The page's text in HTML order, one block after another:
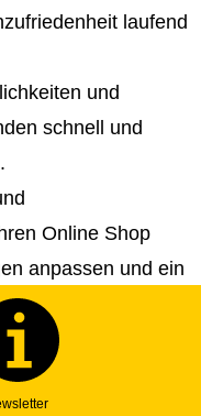
laufend
und
schnell und
Online Shop
anpassen und ein
Ihnen bei der
viele
internationale